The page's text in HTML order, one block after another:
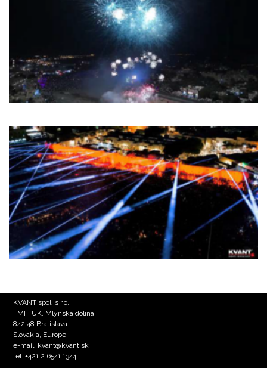
KVANT spol. s r.o.
FMFI UK, Mlynská dolina
842 48 Bratislava
Slovakia, Europe
e-mail: kvant@kvant.sk
tel: +421 2 6541 1344